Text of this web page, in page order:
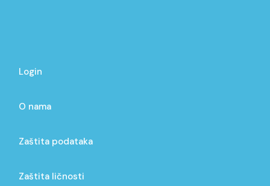
Login
O nama
Zaštita podataka
Zaštita ličnosti